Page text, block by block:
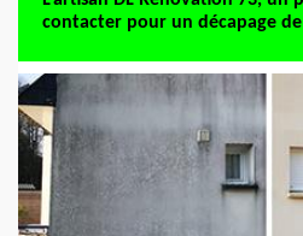
contacter pour un décapage de